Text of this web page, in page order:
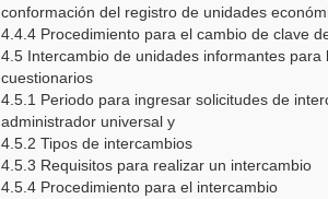
conformación del registro de unidades
4.4.4 Procedimiento para el cambio de clave
4.5 Intercambio de unidades informantes para
cuestionarios
4.5.1 Periodo para ingresar solicitudes de
administrador universal y
4.5.2 Tipos de intercambios
4.5.3 Requisitos para realizar un intercambio
4.5.4 Procedimiento para el intercambio